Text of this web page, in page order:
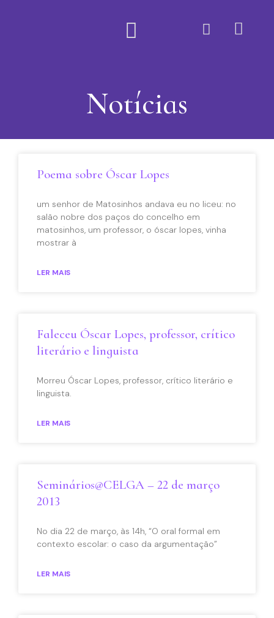
Notícias
Poema sobre Óscar Lopes
um senhor de Matosinhos andava eu no liceu: no
salão nobre dos paços do concelho em
matosinhos, um professor, o óscar lopes, vinha
mostrar à
LER MAIS
Faleceu Óscar Lopes, professor, crítico
literário e linguista
Morreu Óscar Lopes, professor, crítico literário e
linguista.
LER MAIS
Seminários@CELGA – 22 de março
2013
No dia 22 de março, às 14h, “O oral formal em
contexto escolar: o caso da argumentação”
LER MAIS